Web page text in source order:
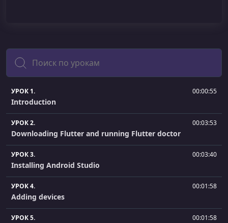
Поиск
УРОК 1. 00:00:55
Introduction
УРОК 2. 00:03:53
Downloading Flutter and running Flutter doctor
УРОК 3. 00:03:40
Installing Android Studio
УРОК 4. 00:01:58
Adding devices
УРОК 5. 00:01:58